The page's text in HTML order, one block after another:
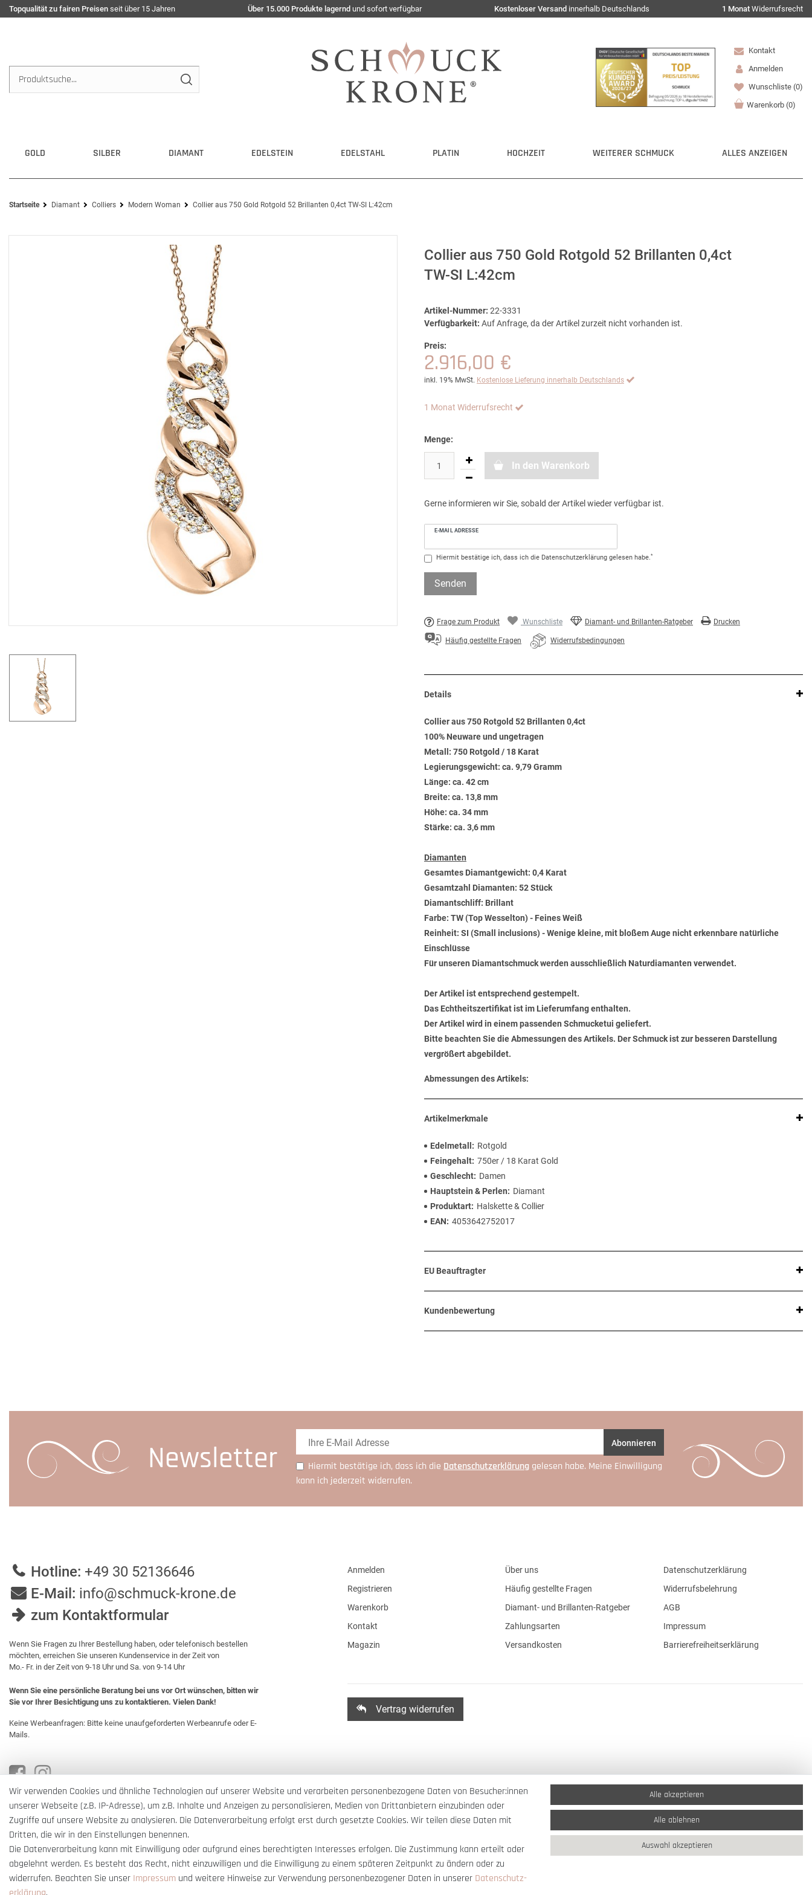
Topqualität zu fairen Preisen seit über 15 Jahren Über 15.000 Produkte lagernd und sofort verfügbar Kostenloser Versand innerhalb Deutschlands 1 Monat Widerrufsrecht
Kontakt
Anmelden
Wunschliste (0)
Warenkorb (0)
GOLD SILBER DIAMANT EDELSTEIN EDELSTAHL PLATIN HOCHZEIT WEITERER SCHMUCK ALLES ANZEIGEN
Startseite Diamant Colliers Modern Woman Collier aus 750 Gold Rotgold 52 Brillanten 0,4ct TW-SI L:42cm
Collier aus 750 Gold Rotgold 52 Brillanten 0,4ct
TW-SI L:42cm
Artikel-Nummer: 22-3331
Verfügbarkeit: Auf Anfrage, da der Artikel zurzeit nicht vorhanden ist.
Preis:
2.916,00 €
inkl. 19% MwSt. Kostenlose Lieferung innerhalb Deutschlands
1 Monat Widerrufsrecht
Menge:
In den Warenkorb
Gerne informieren wir Sie, sobald der Artikel wieder verfügbar ist.
E-MAIL ADRESSE
Hiermit bestätige ich, dass ich die Daten­schutz­erklärung gelesen habe.*
Senden
Frage zum Produkt Wunschliste Diamant- und Brillanten-Ratgeber Drucken
Häufig gestellte Fragen Widerrufsbedingungen
Details
Collier aus 750 Rotgold 52 Brillanten 0,4ct
100% Neuware und ungetragen
Metall: 750 Rotgold / 18 Karat
Legierungsgewicht: ca. 9,79 Gramm
Länge: ca. 42 cm
Breite: ca. 13,8 mm
Höhe: ca. 34 mm
Stärke: ca. 3,6 mm
Diamanten
Gesamtes Diamantgewicht: 0,4 Karat
Gesamtzahl Diamanten: 52 Stück
Diamantschliff: Brillant
Farbe: TW (Top Wesselton) - Feines Weiß
Reinheit: SI (Small inclusions) - Wenige kleine, mit bloßem Auge nicht erkennbare natürliche
Einschlüsse
Für unseren Diamantschmuck werden ausschließlich Naturdiamanten verwendet.
Der Artikel ist entsprechend gestempelt.
Das Echtheitszertifikat ist im Lieferumfang enthalten.
Der Artikel wird in einem passenden Schmucketui geliefert.
Bitte beachten Sie die Abmessungen des Artikels. Der Schmuck ist zur besseren Darstellung
vergrößert abgebildet.
Abmessungen des Artikels:
Artikelmerkmale
Edelmetall
Rotgold
Feingehalt 750er / 18 Karat Gold
Geschlecht
Damen
Hauptstein & Perlen
Diamant
Produktart
Halskette & Collier
EAN
4053642752017
EU Beauftragter
Kundenbewertung
Newsletter Abonnieren
Hiermit bestätige ich, dass ich die Daten­schutz­erklärung gelesen habe. Meine Einwilligung
kann ich jederzeit widerrufen.
Hotline: +49 30 52136646
E-Mail: info@schmuck-krone.de
zum Kontaktformular
Wenn Sie Fragen zu Ihrer Bestellung haben, oder telefonisch bestellen
möchten, erreichen Sie unseren Kundenservice in der Zeit von
Mo.- Fr. in der Zeit von 9-18 Uhr und Sa. von 9-14 Uhr
Wenn Sie eine persönliche Beratung bei uns vor Ort wünschen, bitten wir
Sie vor Ihrer Besichtigung uns zu kontaktieren. Vielen Dank!
Keine Werbeanfragen: Bitte keine unaufgeforderten Werbeanrufe oder E-
Mails.
Anmelden
Registrieren
Warenkorb
Kontakt
Magazin
Über uns
Häufig gestellte Fragen
Diamant- und Brillanten-Ratgeber
Zahlungsarten
Versandkosten
Datenschutzerklärung
Widerrufsbelehrung
AGB
Impressum
Barrierefreiheitserklärung
Vertrag widerrufen
* Alle Preise verstehen sich inkl. gesetzl. MwSt. und
Wir verwenden Cookies und ähnliche Technologien auf unserer Website und verarbeiten personenbezogene Daten von Besucher:innen
unserer Webseite (z.B. IP-Adresse), um z.B. Inhalte und Anzeigen zu personalisieren, Medien von Drittanbietern einzubinden oder
Zugriffe auf unsere Website zu analysieren. Die Datenverarbeitung erfolgt erst durch gesetzte Cookies. Wir teilen diese Daten mit
Dritten, die wir in den Einstellungen benennen.
Die Datenverarbeitung kann mit Einwilligung oder aufgrund eines berechtigten Interesses erfolgen. Die Zustimmung kann erteilt oder
abgelehnt werden. Es besteht das Recht, nicht einzuwilligen und die Einwilligung zu einem späteren Zeitpunkt zu ändern oder zu
widerrufen. Beachten Sie unser Impressum und weitere Hinweise zur Verwendung personenbezogener Daten in unserer Daten­schutz­
Alle akzeptieren
Alle ablehnen
Auswahl akzeptieren